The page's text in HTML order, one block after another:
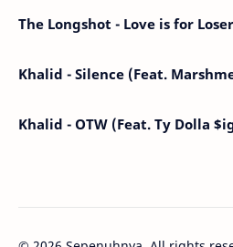
The Longshot - Love is for
Khalid - Silence (Feat.
Khalid - OTW (Feat. Ty Dolla